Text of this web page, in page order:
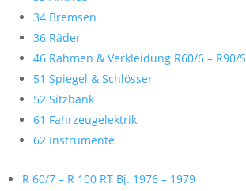
34 Bremsen
36 Räder
46 Rahmen & Verkleidung R60/6 – R90/S
51 Spiegel & Schlösser
52 Sitzbank
61 Fahrzeugelektrik
62 Instrumente
R 60/7 – R 100 RT Bj. 1976 – 1979